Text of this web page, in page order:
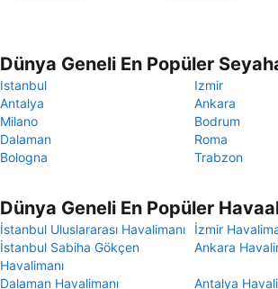
Dünya Geneli En Popüler
Istanbul
Izmir
Antalya
Ankara
Milano
Bodrum
Dalaman
Roma
Bologna
Trabzon
Dünya Geneli En Popüler
İstanbul Uluslararası Havalimanı
İzmir
İstanbul Sabiha Gökçen
Havalimanı
Ankara
Dalaman Havalimanı
Antalya